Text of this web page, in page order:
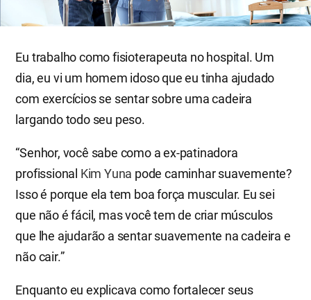
Eu trabalho como fisioterapeuta no hospital. Um
dia, eu vi um homem idoso que eu tinha ajudado
com exercícios se sentar sobre uma cadeira
largando todo seu peso.
“Senhor, você sabe como a ex-patinadora
profissional Kim Yuna pode caminhar suavemente?
Isso é porque ela tem boa força muscular. Eu sei
que não é fácil, mas você tem de criar músculos
que lhe ajudarão a sentar suavemente na cadeira e
não cair.”
Enquanto eu explicava como fortalecer seus